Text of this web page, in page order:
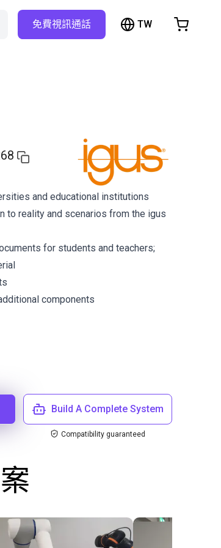
免費視訊通話 TW
and educational institutions
to reality and scenarios from the igus
for students and teachers;
components
Build A Complete System
Compatibility guaranteed